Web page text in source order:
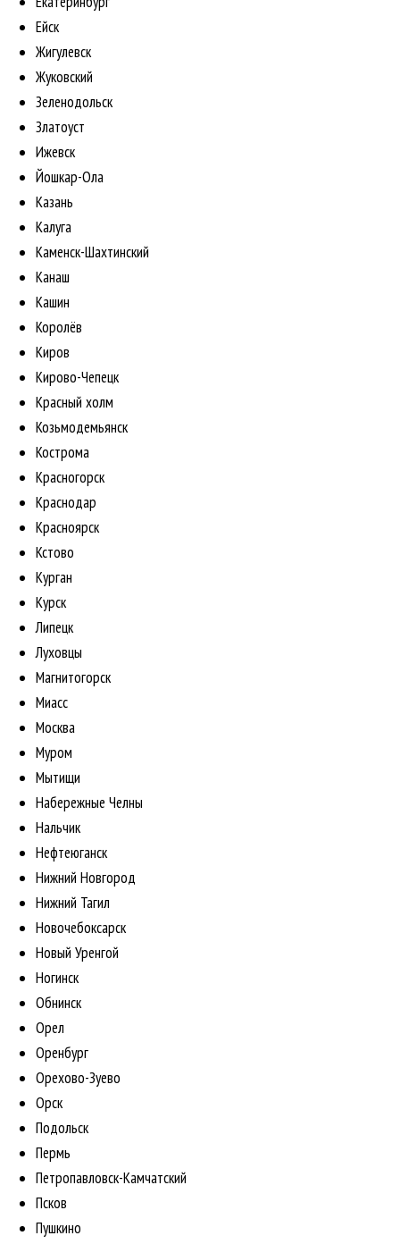
Ейск
Жигулевск
Жуковский
Зеленодольск
Златоуст
Ижевск
Йошкар-Ола
Казань
Калуга
Каменск-Шахтинский
Канаш
Кашин
Королёв
Киров
Кирово-Чепецк
Красный холм
Козьмодемьянск
Кострома
Красногорск
Краснодар
Красноярск
Кстово
Курган
Курск
Липецк
Луховцы
Магнитогорск
Миасс
Москва
Муром
Мытищи
Набережные Челны
Нальчик
Нефтеюганск
Нижний Новгород
Нижний Тагил
Новочебоксарск
Новый Уренгой
Ногинск
Обнинск
Орел
Оренбург
Орехово-Зуево
Орск
Подольск
Пермь
Петропавловск-Камчатский
Псков
Пушкино